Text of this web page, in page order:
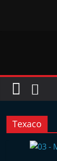
Texaco